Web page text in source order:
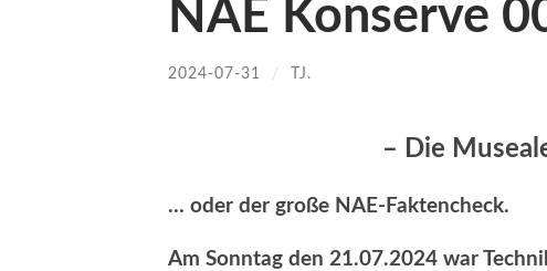
NAE Konserve
2024-07-31 / TJ.
– Die
… oder der große NAE-Faktencheck.
Am Sonntag den 21.07.2024 war